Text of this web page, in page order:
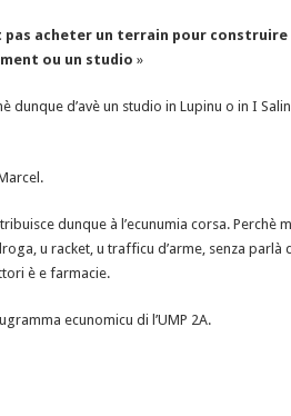
pas acheter un terrain pour
ou un studio »
dunque d’avè un studio in Lupinu o in I
dunque à l’ecunumia corsa. Perchè
u racket, u trafficu d’arme, senza parlà
è e farmacie.
ecunomicu di l’UMP 2A.